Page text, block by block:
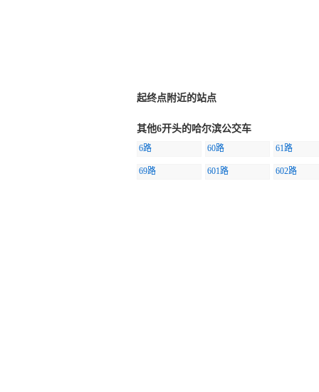
起终点附近的站点
其他6开头的哈尔滨公交车
6路 60路 61路
69路 601路 602路